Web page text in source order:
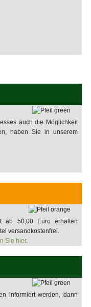
auch die Möglichkeit
haben Sie in unserem
ab 50,00 Euro erhalten
versandkostenfrei.
Sie hier.
informiert werden, dann